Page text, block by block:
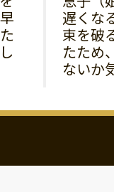
遅くな
束を破
たため
ないか